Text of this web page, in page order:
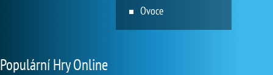
Ovoce
Populární Hry Online